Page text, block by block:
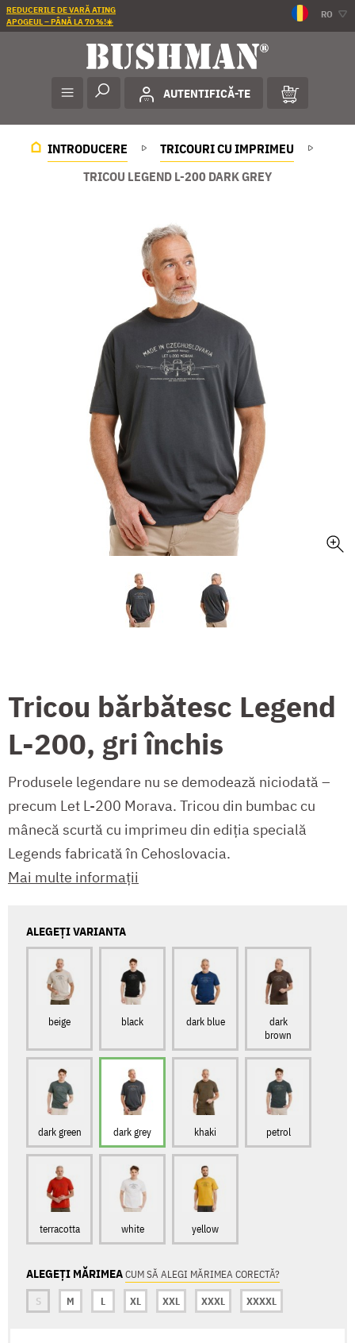
REDUCERILE DE VARĂ ATING
APOGEUL – PÂNĂ LA 70 %!☀️
RO
AUTENTIFICĂ-TE
INTRODUCERE
TRICOURI CU IMPRIMEU
TRICOU LEGEND L-200 DARK GREY
Tricou bărbătesc Legend
L-200, gri închis
Produsele legendare nu se demodează niciodată –
precum Let L-200 Morava. Tricou din bumbac cu
mânecă scurtă cu imprimeu din ediția specială
Legends fabricată în Cehoslovacia.
Mai multe informații
ALEGEȚI VARIANTA
beige black dark blue
dark
brown
dark green dark grey khaki petrol
terracotta white yellow
ALEGEȚI MĂRIMEACUM SĂ ALEGI MĂRIMEA CORECTĂ?
S
M L XL XXL XXXL XXXXL